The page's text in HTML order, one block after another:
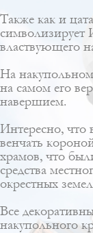
Также как и цата
символизирует
властвующего
На накупольном
на самом его
навершием.
Интересно, что
венчать
храмов, что
средства
окрестных
Все
накупольного